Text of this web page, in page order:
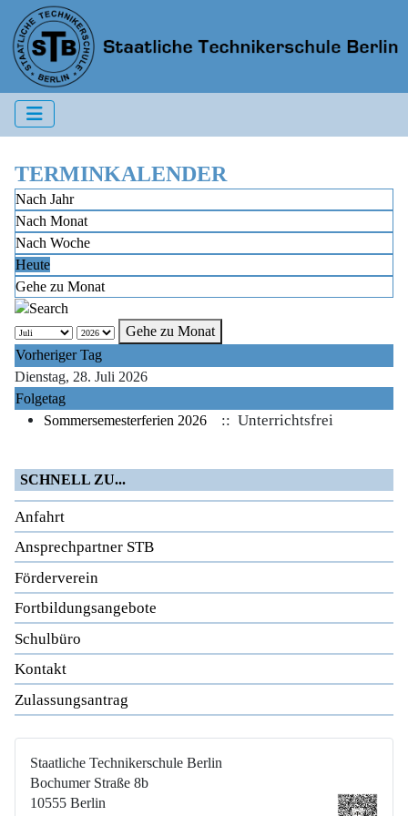
TERMINKALENDER
Nach Jahr
Nach Monat
Nach Woche
Heute
Gehe zu Monat
Gehe zu Monat
Vorheriger Tag
Dienstag, 28. Juli 2026
Folgetag
Sommersemesterferien 2026
:: Unterrichtsfrei
SCHNELL ZU...
Anfahrt
Ansprechpartner STB
Förderverein
Fortbildungsangebote
Schulbüro
Kontakt
Zulassungsantrag
Staatliche Technikerschule Berlin
Bochumer Straße 8b
10555 Berlin